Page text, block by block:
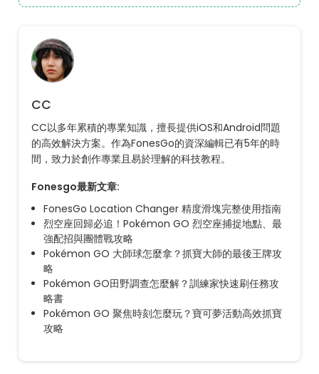
CC
CC以多年累積的專業知識，擅長提供iOS和Android問題
的高效解決方案。作為FonesGo的資深編輯已有5年的時
間，致力於創作專業且易於理解的科技教程。
Fonesgo最新文章:
FonesGo Location Changer 精度滑塊完整使用指南
烈空座回歸必追！Pokémon GO 烈空座捕捉地點、最
強配招與團體戰攻略
Pokémon GO 大師球怎麼拿？抓寶大師的最後王牌攻
略
Pokémon GO田野調查怎麼解？訓練家快速刷任務攻
略書
Pokémon GO 聚焦時刻怎麼玩？寶可夢活動高效抓寶
攻略